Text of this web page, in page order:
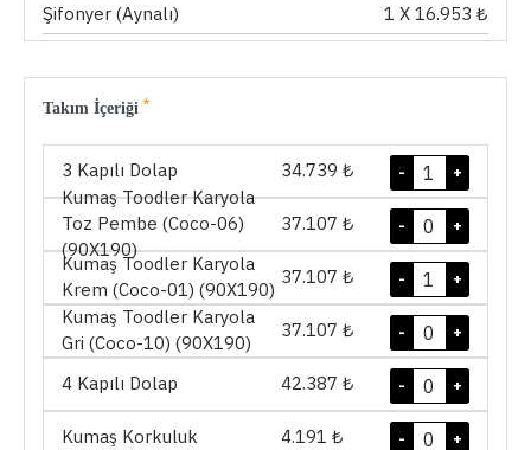
Şifonyer (Aynalı)
1 X 16.953 ₺
Takım İçeriği
3 Kapılı Dolap 34.739 ₺ +
-
Kumaş Toodler Karyola
Toz Pembe (Coco-06)
(90X190)
37.107 ₺ +
-
Kumaş Toodler Karyola
Krem (Coco-01) (90X190)
37.107 ₺ +
-
Kumaş Toodler Karyola
Gri (Coco-10) (90X190)
37.107 ₺ +
-
4 Kapılı Dolap 42.387 ₺ +
-
Kumaş Korkuluk 4.191 ₺ +
-